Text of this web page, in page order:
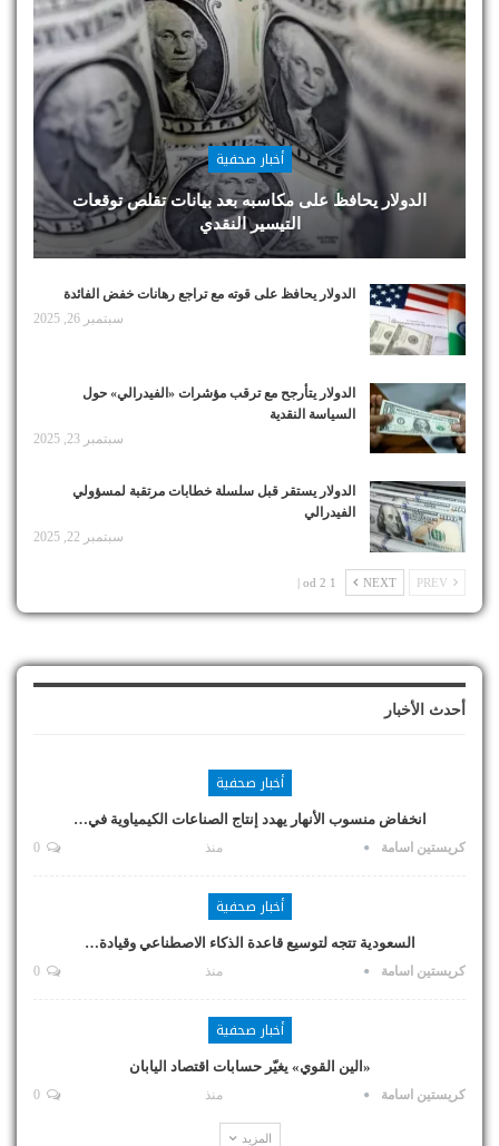
أخبار صحفية
الدولار يحافظ على مكاسبه بعد بيانات تقلص توقعات
التيسير النقدي
الدولار يحافظ على قوته مع تراجع رهانات خفض الفائدة
سبتمبر 26, 2025
الدولار يتأرجح مع ترقب مؤشرات «الفيدرالي» حول
السياسة النقدية
سبتمبر 23, 2025
الدولار يستقر قبل سلسلة خطابات مرتقبة لمسؤولي
الفيدرالي
سبتمبر 22, 2025
NEXT
1 od 2 |
أحدث الأخبار
أخبار صحفية
انخفاض منسوب الأنهار يهدد إنتاج الصناعات الكيمياوية في…
كريستين اسامة منذ
أخبار صحفية
السعودية تتجه لتوسيع قاعدة الذكاء الاصطناعي وقيادة…
كريستين اسامة منذ
أخبار صحفية
«الين القوي» يغيّر حسابات اقتصاد اليابان
كريستين اسامة منذ
المزيد